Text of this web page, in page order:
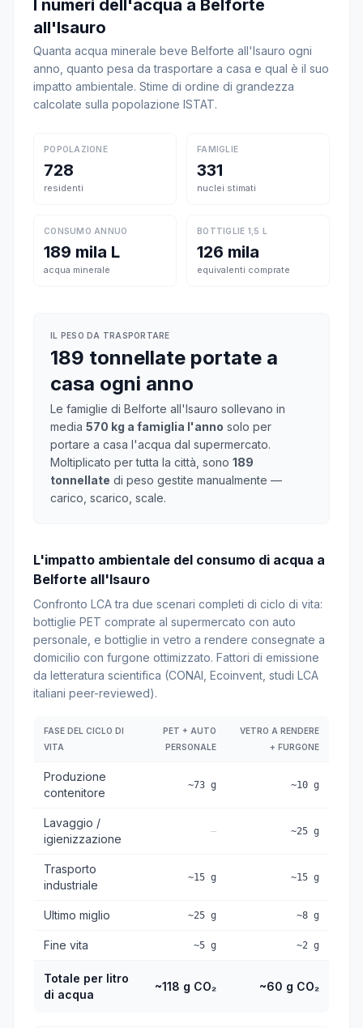
I numeri dell'acqua a Belforte
all'Isauro
Quanta acqua minerale beve Belforte all'Isauro ogni
anno, quanto pesa da trasportare a casa e qual è il suo
impatto ambientale. Stime di ordine di grandezza
calcolate sulla popolazione ISTAT.
POPOLAZIONE
728
residenti
FAMIGLIE
331
nuclei stimati
CONSUMO ANNUO
189 mila L
acqua minerale
BOTTIGLIE 1,5 L
126 mila
equivalenti comprate
IL PESO DA TRASPORTARE
189 tonnellate portate a
casa ogni anno
Le famiglie di Belforte all'Isauro sollevano in
media 570 kg a famiglia l'anno solo per
portare a casa l'acqua dal supermercato.
Moltiplicato per tutta la città, sono 189
tonnellate di peso gestite manualmente —
carico, scarico, scale.
L'impatto ambientale del consumo di acqua a
Belforte all'Isauro
Confronto LCA tra due scenari completi di ciclo di vita:
bottiglie PET comprate al supermercato con auto
personale, e bottiglie in vetro a rendere consegnate a
domicilio con furgone ottimizzato. Fattori di emissione
da letteratura scientifica (CONAI, Ecoinvent, studi LCA
italiani peer-reviewed).
FASE DEL CICLO DI
VITA
PET + AUTO
PERSONALE
VETRO A RENDERE
+ FURGONE
Produzione
contenitore
~73 g ~10 g
Lavaggio /
igienizzazione
— ~25 g
Trasporto
industriale
~15 g ~15 g
Ultimo miglio ~25 g ~8 g
Fine vita ~5 g ~2 g
Totale per litro
di acqua
~118 g CO₂ ~60 g CO₂